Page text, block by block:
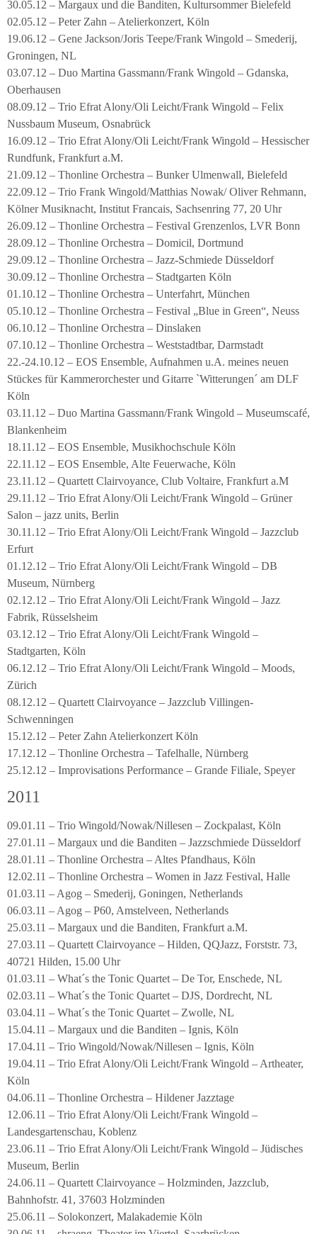
30.05.12 – Margaux und die Banditen, Kultursommer Bielefeld
02.05.12 – Peter Zahn – Atelierkonzert, Köln
19.06.12 – Gene Jackson/Joris Teepe/Frank Wingold – Smederij,
Groningen, NL
03.07.12 – Duo Martina Gassmann/Frank Wingold – Gdanska,
Oberhausen
08.09.12 – Trio Efrat Alony/Oli Leicht/Frank Wingold – Felix
Nussbaum Museum, Osnabrück
16.09.12 – Trio Efrat Alony/Oli Leicht/Frank Wingold – Hessischer
Rundfunk, Frankfurt a.M.
21.09.12 – Thonline Orchestra – Bunker Ulmenwall, Bielefeld
22.09.12 – Trio Frank Wingold/Matthias Nowak/ Oliver Rehmann,
Kölner Musiknacht, Institut Francais, Sachsenring 77, 20 Uhr
26.09.12 – Thonline Orchestra – Festival Grenzenlos, LVR Bonn
28.09.12 – Thonline Orchestra – Domicil, Dortmund
29.09.12 – Thonline Orchestra – Jazz-Schmiede Düsseldorf
30.09.12 – Thonline Orchestra – Stadtgarten Köln
01.10.12 – Thonline Orchestra – Unterfahrt, München
05.10.12 – Thonline Orchestra – Festival „Blue in Green“, Neuss
06.10.12 – Thonline Orchestra – Dinslaken
07.10.12 – Thonline Orchestra – Weststadtbar, Darmstadt
22.-24.10.12 – EOS Ensemble, Aufnahmen u.A. meines neuen
Stückes für Kammerorchester und Gitarre `Witterungen´ am DLF
Köln
03.11.12 – Duo Martina Gassmann/Frank Wingold – Museumscafé,
Blankenheim
18.11.12 – EOS Ensemble, Musikhochschule Köln
22.11.12 – EOS Ensemble, Alte Feuerwache, Köln
23.11.12 – Quartett Clairvoyance, Club Voltaire, Frankfurt a.M
29.11.12 – Trio Efrat Alony/Oli Leicht/Frank Wingold – Grüner
Salon – jazz units, Berlin
30.11.12 – Trio Efrat Alony/Oli Leicht/Frank Wingold – Jazzclub
Erfurt
01.12.12 – Trio Efrat Alony/Oli Leicht/Frank Wingold – DB
Museum, Nürnberg
02.12.12 – Trio Efrat Alony/Oli Leicht/Frank Wingold – Jazz
Fabrik, Rüsselsheim
03.12.12 – Trio Efrat Alony/Oli Leicht/Frank Wingold –
Stadtgarten, Köln
06.12.12 – Trio Efrat Alony/Oli Leicht/Frank Wingold – Moods,
Zürich
08.12.12 – Quartett Clairvoyance – Jazzclub Villingen-
Schwenningen
15.12.12 – Peter Zahn Atelierkonzert Köln
17.12.12 – Thonline Orchestra – Tafelhalle, Nürnberg
25.12.12 – Improvisations Performance – Grande Filiale, Speyer
2011
09.01.11 – Trio Wingold/Nowak/Nillesen – Zockpalast, Köln
27.01.11 – Margaux und die Banditen – Jazzschmiede Düsseldorf
28.01.11 – Thonline Orchestra – Altes Pfandhaus, Köln
12.02.11 – Thonline Orchestra – Women in Jazz Festival, Halle
01.03.11 – Agog – Smederij, Goningen, Netherlands
06.03.11 – Agog – P60, Amstelveen, Netherlands
25.03.11 – Margaux und die Banditen, Frankfurt a.M.
27.03.11 – Quartett Clairvoyance – Hilden, QQJazz, Forststr. 73,
40721 Hilden, 15.00 Uhr
01.03.11 – What´s the Tonic Quartet – De Tor, Enschede, NL
02.03.11 – What´s the Tonic Quartet – DJS, Dordrecht, NL
03.04.11 – What´s the Tonic Quartet – Zwolle, NL
15.04.11 – Margaux und die Banditen – Ignis, Köln
17.04.11 – Trio Wingold/Nowak/Nillesen – Ignis, Köln
19.04.11 – Trio Efrat Alony/Oli Leicht/Frank Wingold – Artheater,
Köln
04.06.11 – Thonline Orchestra – Hildener Jazztage
12.06.11 – Trio Efrat Alony/Oli Leicht/Frank Wingold –
Landesgartenschau, Koblenz
23.06.11 – Trio Efrat Alony/Oli Leicht/Frank Wingold – Jüdisches
Museum, Berlin
24.06.11 – Quartett Clairvoyance – Holzminden, Jazzclub,
Bahnhofstr. 41, 37603 Holzminden
25.06.11 – Solokonzert, Malakademie Köln